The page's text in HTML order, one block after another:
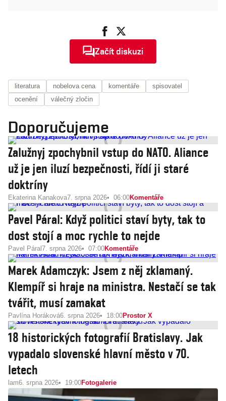
Začít diskuzi
literatura nobelova cena komentáře
spisovatel
ocenění
válečný zločin
Doporučujeme
Zalužnyj zpochybnil vstup do NATO. Aliance
už je jen iluzí bezpečnosti, řídí ji staré
doktríny
Ekaterina Kanakova7. srpna 2026 06:00Komentáře
Pavel Páral: Když politici staví byty, tak to
dost stojí a moc rychle to nejde
Pavel Páral 7. srpna 2026 07:00Komentáře
Marek Adamczyk: Jsem z něj zklamaný.
Klempíř si hraje na ministra. Nestačí se tak
tvářit, musí zamakat
Pavlína Horáková6. srpna 2026 18:00Prostor X
18 historických fotografií Bratislavy. Jak
vypadalo slovenské hlavní město v 70.
letech
lam6. srpna 2026 19:00Fotogalerie